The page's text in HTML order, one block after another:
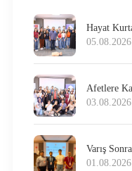
Hayat
05.08.2026
Afetlere
03.08.2026
Varış
01.08.2026